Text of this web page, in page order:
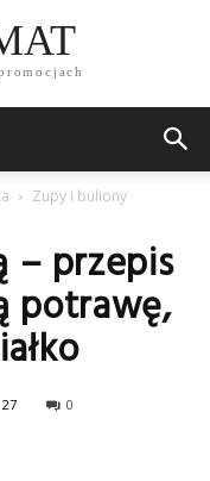
Zupy i buliony
– przepis
potrawę,
27 0